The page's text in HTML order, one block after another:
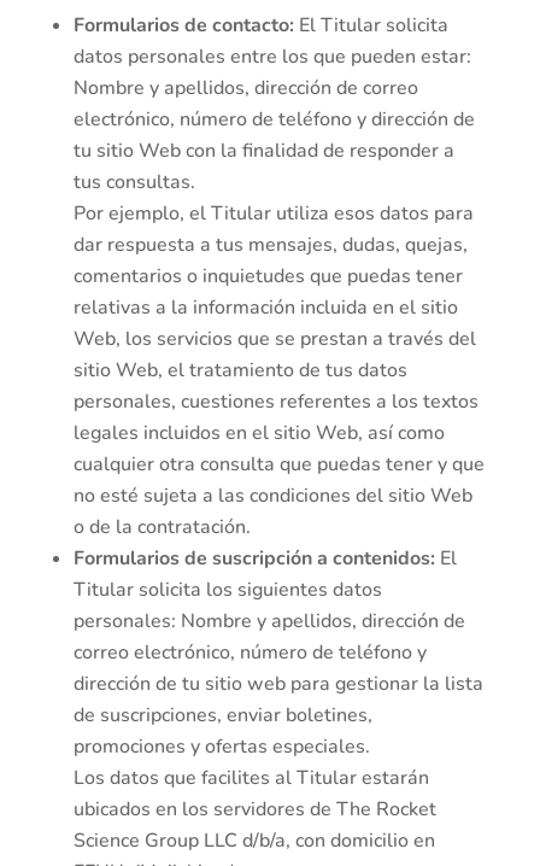
Formularios de contacto: El Titular solicita
datos personales entre los que pueden estar:
Nombre y apellidos, dirección de correo
electrónico, número de teléfono y dirección de
tu sitio Web con la finalidad de responder a
tus consultas.
Por ejemplo, el Titular utiliza esos datos para
dar respuesta a tus mensajes, dudas, quejas,
comentarios o inquietudes que puedas tener
relativas a la información incluida en el sitio
Web, los servicios que se prestan a través del
sitio Web, el tratamiento de tus datos
personales, cuestiones referentes a los textos
legales incluidos en el sitio Web, así como
cualquier otra consulta que puedas tener y que
no esté sujeta a las condiciones del sitio Web
o de la contratación.
Formularios de suscripción a contenidos: El
Titular solicita los siguientes datos
personales: Nombre y apellidos, dirección de
correo electrónico, número de teléfono y
dirección de tu sitio web para gestionar la lista
de suscripciones, enviar boletines,
promociones y ofertas especiales.
Los datos que facilites al Titular estarán
ubicados en los servidores de The Rocket
Science Group LLC d/b/a, con domicilio en